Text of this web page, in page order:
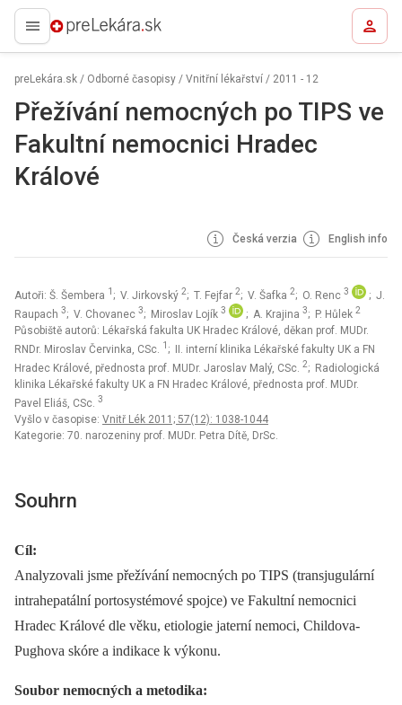
preLekára.sk
preLekára.sk / Odborné časopisy / Vnitřní lékařství / 2011 - 12
Přežívání nemocných po TIPS ve
Fakultní nemocnici Hradec
Králové
Česká verzia English info
Autoři: Š. Šembera 1 ; V. Jirkovský 2; T. Fejfar 2; V. Šafka 2; O. Renc 3
; J.
Raupach 3; V. Chovanec 3; Miroslav Lojík 3 ; A. Krajina 3; P. Hůlek 2
Působiště autorů: Lékařská fakulta UK Hradec Králové, děkan prof. MUDr.
RNDr. Miroslav Červinka, CSc. 1 ; II. interní klinika Lékařské fakulty UK a FN
Hradec Králové, přednosta prof. MUDr. Jaroslav Malý, CSc. 2; Radiologická
klinika Lékařské fakulty UK a FN Hradec Králové, přednosta prof. MUDr.
Pavel Eliáš, CSc. 3
Vyšlo v časopise: Vnitř Lék 2011; 57(12): 1038-1044
Kategorie: 70. narozeniny prof. MUDr. Petra Dítě, DrSc.
Souhrn
Cíl:
Analyzovali jsme přežívání nemocných po TIPS (transjugulární
intrahepatální portosystémové spojce) ve Fakultní nemocnici
Hradec Králové dle věku, etiologie jaterní nemoci, Childova-
Pughova skóre a indikace k výkonu.
Soubor nemocných a metodika: